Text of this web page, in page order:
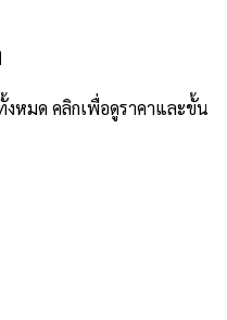
งหมด คลิกเพื่อดูราคาและขั้น